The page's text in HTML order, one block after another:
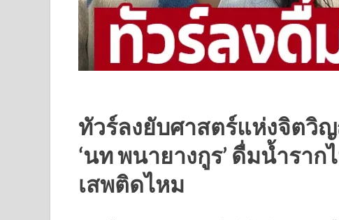
ทัวร์ลงยับศาสตร์แห่งจิต
‘นท พนายางกูร’ ดื่มน้ำรา
เสพติดไหม